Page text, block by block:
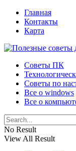
Главная
Контакты
Карта
Советы ПК
Советы по
Все о windows
Все о
No Result
View All Result